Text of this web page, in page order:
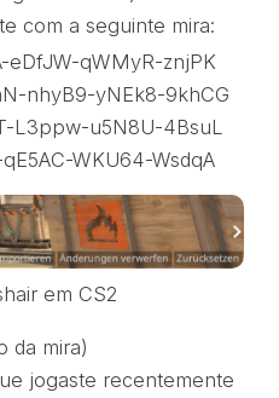
com a seguinte mira:
eDfJW-qWMyR-znjPK
nhyB9-yNEk8-9khCG
L3ppw-u5N8U-4BsuL
WKU64-WsdqA
em CS2
da mira)
jogaste recentemente